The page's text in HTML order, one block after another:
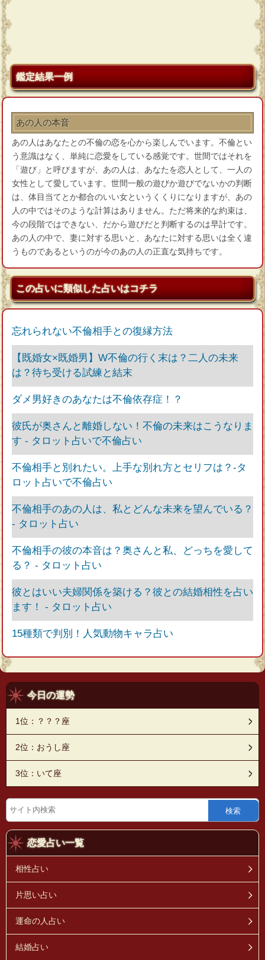
鑑定結果一例
あの人の本音
あの人はあなたとの不倫の恋を心から楽しんでいます。不倫とい
う意識はなく、単純に恋愛をしている感覚です。世間ではそれを
「遊び」と呼びますが、あの人は、あなたを恋人として、一人の
女性として愛しています。世間一般の遊びか遊びでないかの判断
は、体目当てとか都合のいい女というくくりになりますが、あの
人の中ではそのような計算はありません。ただ将来的な約束は、
今の段階ではできない、だから遊びだと判断するのは早計です。
あの人の中で、妻に対する思いと、あなたに対する思いは全く違
うものであるというのが今のあの人の正直な気持ちです。
この占いに類似した占いはコチラ
忘れられない不倫相手との復縁方法
【既婚女×既婚男】W不倫の行く末は？二人の未来
は？待ち受ける試練と結末
ダメ男好きのあなたは不倫依存症！？
彼氏が奥さんと離婚しない！不倫の未来はこうなりま
す - タロット占いで不倫占い
不倫相手と別れたい。上手な別れ方とセリフは？‐タ
ロット占いで不倫占い
不倫相手のあの人は、私とどんな未来を望んでいる？
- タロット占い
不倫相手の彼の本音は？奥さんと私、どっちを愛して
る？ - タロット占い
彼とはいい夫婦関係を築ける？彼との結婚相性を占い
ます！ - タロット占い
15種類で判別！人気動物キャラ占い
今日の運勢
1位：？？？座
2位：おうし座
3位：いて座
検索
恋愛占い一覧
相性占い
片思い占い
運命の人占い
結婚占い